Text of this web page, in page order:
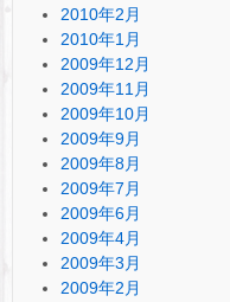
2010年2月
2010年1月
2009年12月
2009年11月
2009年10月
2009年9月
2009年8月
2009年7月
2009年6月
2009年4月
2009年3月
2009年2月